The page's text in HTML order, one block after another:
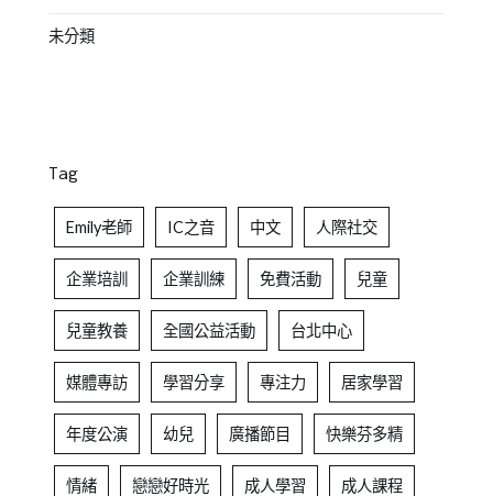
未分類
Tag
Emily老師 IC之音 中文 人際社交
企業培訓 企業訓練 免費活動 兒童
兒童教養 全國公益活動 台北中心
媒體專訪 學習分享 專注力 居家學習
年度公演 幼兒 廣播節目 快樂芬多精
情緒 戀戀好時光 成人學習 成人課程